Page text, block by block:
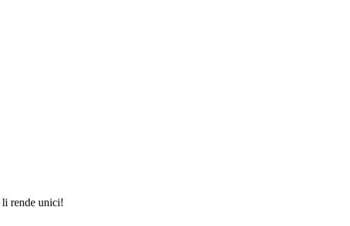
li rende unici!